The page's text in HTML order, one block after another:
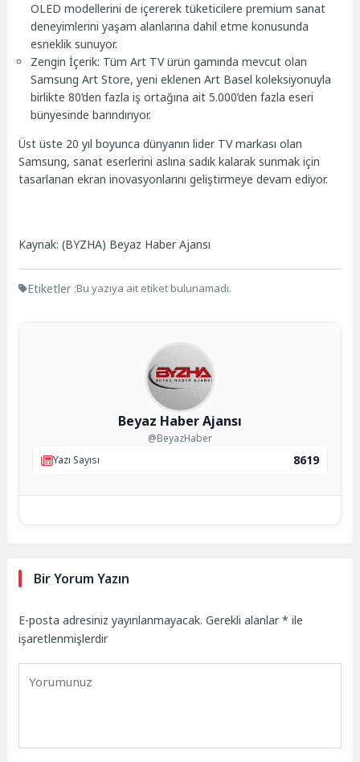
OLED modellerini de içererek tüketicilere premium sanat
deneyimlerini yaşam alanlarına dahil etme konusunda
esneklik sunuyor.
Zengin İçerik: Tüm Art TV ürün gamında mevcut olan
Samsung Art Store, yeni eklenen Art Basel koleksiyonuyla
birlikte 80’den fazla iş ortağına ait 5.000’den fazla eseri
bünyesinde barındırıyor.
Üst üste 20 yıl boyunca dünyanın lider TV markası olan
Samsung, sanat eserlerini aslına sadık kalarak sunmak için
tasarlanan ekran inovasyonlarını geliştirmeye devam ediyor.
Kaynak: (BYZHA) Beyaz Haber Ajansı
Etiketler :Bu yazıya ait etiket bulunamadı.
Beyaz Haber Ajansı
@BeyazHaber
Yazı Sayısı
8619
Bir Yorum Yazın
E-posta adresiniz yayınlanmayacak. Gerekli alanlar* ile
işaretlenmişlerdir